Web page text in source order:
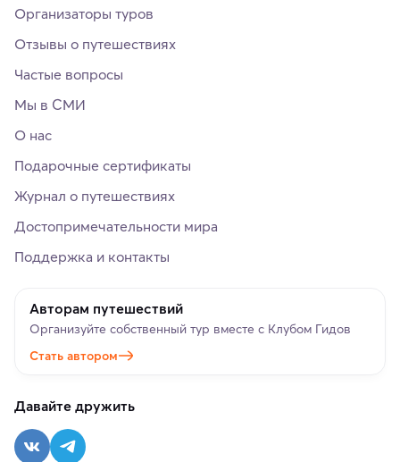
Организаторы туров
Отзывы о путешествиях
Частые вопросы
Мы в СМИ
О нас
Подарочные сертификаты
Журнал о путешествиях
Достопримечательности мира
Поддержка и контакты
Авторам путешествий
Организуйте собственный тур вместе с Клубом Гидов
Стать автором
Давайте дружить